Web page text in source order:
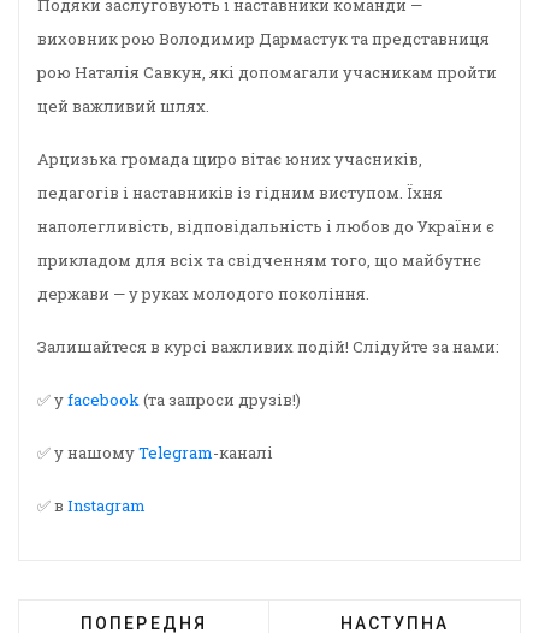
Подяки заслуговують і наставники команди —
виховник рою Володимир Дармастук та представниця
рою Наталія Савкун, які допомагали учасникам пройти
цей важливий шлях.
Арцизька громада щиро вітає юних учасників,
педагогів і наставників із гідним виступом. Їхня
наполегливість, відповідальність і любов до України є
прикладом для всіх та свідченням того, що майбутнє
держави — у руках молодого покоління.
Залишайтеся в курсі важливих подій! Слідуйте за нами:
✅ уfacebook(та запроси друзів!)
✅ у нашомуTelegram-каналі
✅ в Instagram
ПОПЕРЕДНЯ НАСТУПНА